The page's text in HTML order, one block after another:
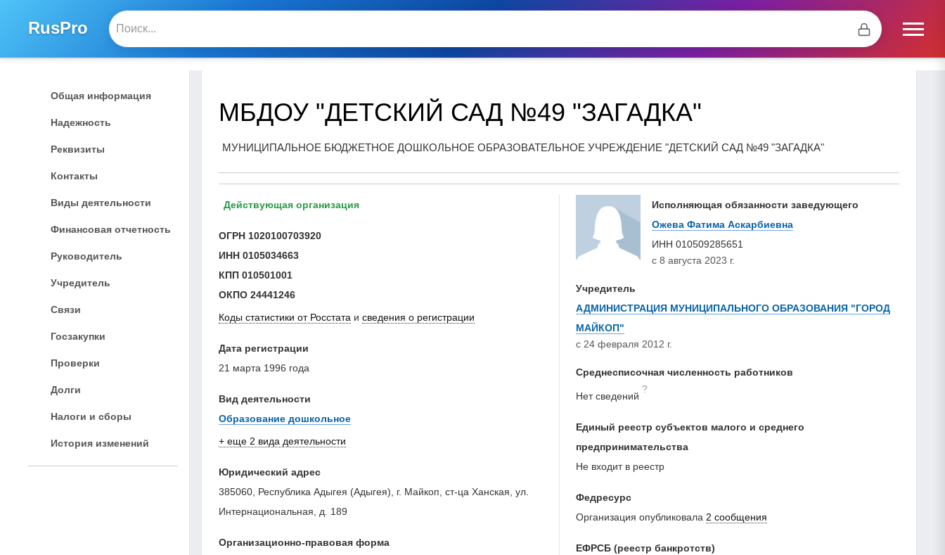
RusPro
Общая информация
Надежность
Реквизиты
Контакты
Виды деятельности
Финансовая отчетность
Руководитель
Учредитель
Связи
Госзакупки
Проверки
Долги
Налоги и сборы
История изменений
МБДОУ "ДЕТСКИЙ САД №49 "ЗАГАДКА"
МУНИЦИПАЛЬНОЕ БЮДЖЕТНОЕ ДОШКОЛЬНОЕ ОБРАЗОВАТЕЛЬНОЕ УЧРЕЖДЕНИЕ "ДЕТСКИЙ САД №49 "ЗАГАДКА"
Действующая организация
ОГРН 1020100703920
ИНН 0105034663
КПП 010501001
ОКПО 24441246
Коды статистики от Росстата и сведения о регистрации
Дата регистрации
21 марта 1996 года
Вид деятельности
Образование дошкольное
+ еще 2 вида деятельности
Юридический адрес
385060, Республика Адыгея (Адыгея), г. Майкоп, ст-ца Ханская, ул.
Интернациональная, д. 189
Организационно-правовая форма
Исполняющая обязанности заведующего
Ожева Фатима Аскарбиевна
ИНН 010509285651
с 8 августа 2023 г.
Учредитель
АДМИНИСТРАЦИЯ МУНИЦИПАЛЬНОГО ОБРАЗОВАНИЯ "ГОРОД
МАЙКОП"
с 24 февраля 2012 г.
Среднесписочная численность работников
Нет сведений
?
Единый реестр субъектов малого и среднего
предпринимательства
Не входит в реестр
Федресурс
Организация опубликовала 2 сообщения
ЕФРСБ (реестр банкротств)